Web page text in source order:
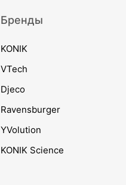
Бренды
KONIK
VTech
Djeco
Ravensburger
YVolution
KONIK Science